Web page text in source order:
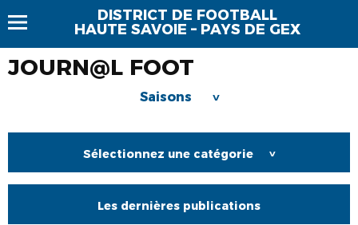
DISTRICT DE FOOTBALL
HAUTE SAVOIE – PAYS DE GEX
JOURN@L FOOT
Saisons >
Sélectionnez une catégorie >
Les dernières publications